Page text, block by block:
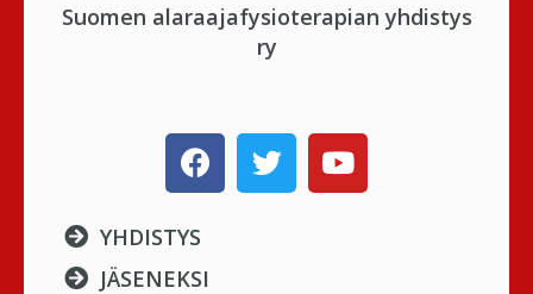
Suomen alaraajafysioterapian yhdistys
ry
YHDISTYS
JÄSENEKSI